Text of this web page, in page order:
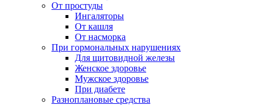
От простуды
Ингаляторы
От кашля
От насморка
При гормональных нарушениях
Для щитовидной железы
Женское здоровье
Мужское здоровье
При диабете
Разноплановые средства